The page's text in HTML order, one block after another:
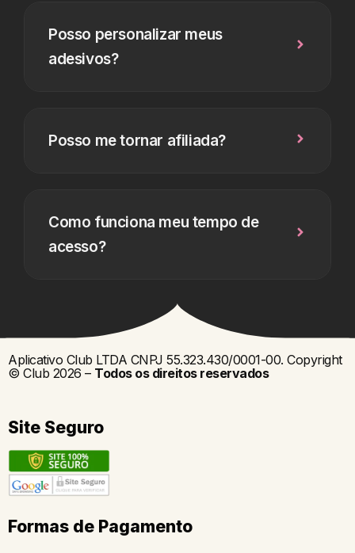
Posso personalizar meus
adesivos?
Posso me tornar afiliada?
Como funciona meu tempo de
acesso?
Aplicativo Club LTDA CNPJ 55.323.430/0001-00. Copyright
© Club 2026 – Todos os direitos reservados
Site Seguro
Formas de Pagamento